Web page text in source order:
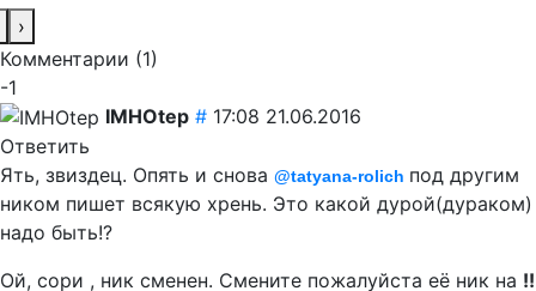
›
Комментарии (1)
-1
IMHOtep # 17:08 21.06.2016
Ответить
Ять, звиздец. Опять и снова @tatyana-rolich под другим
ником пишет всякую хрень. Это какой дурой(дураком)
надо быть!?
Ой, сори , ник сменен. Смените пожалуйста её ник на !!